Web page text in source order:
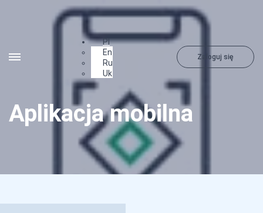
Pl
En
Ru
Uk
Zaloguj się
Aplikacja mobilna